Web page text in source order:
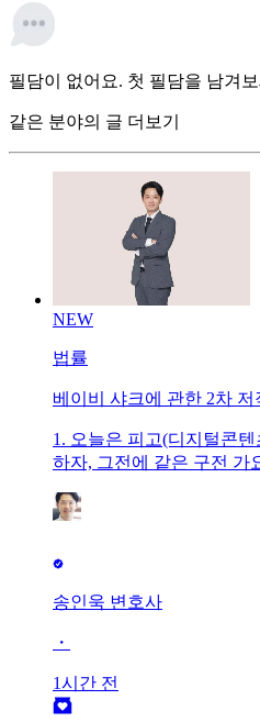
필담이 없어요. 첫 필담을 남겨
같은 분야의 글 더보기
NEW
법률
베이비 샤크에 관한 2차
1. 오늘은 피고(디지털콘텐
하자, 그전에 같은 구전 가
불리는 구전 가요(이하 ‘이
크(Baby Shark)’(이하 ‘피
송인욱 변호사
・
1시간 전